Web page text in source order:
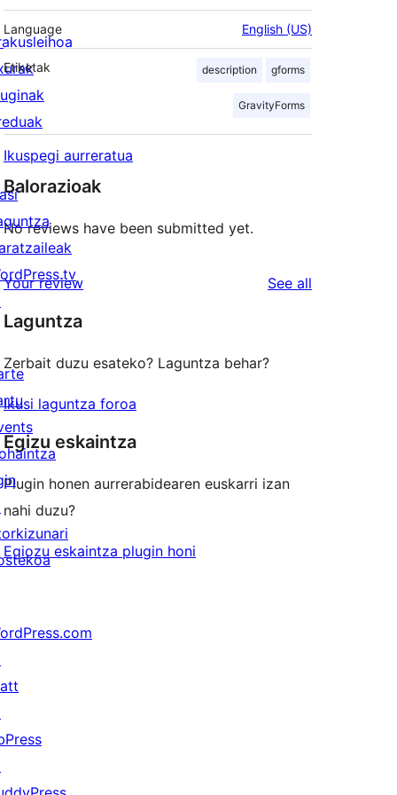
Language English (US)
Etiketak description gforms
GravityForms
Ikuspegi aurreratua
Balorazioak
No reviews have been submitted yet.
Your review See all
Laguntza
Zerbait duzu esateko? Laguntza behar?
Ikusi laguntza foroa
Egizu eskaintza
Plugin honen aurrerabidearen euskarri izan
nahi duzu?
Egiozu eskaintza plugin honi